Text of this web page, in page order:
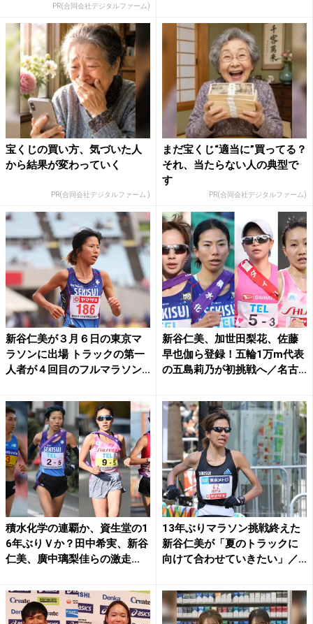
PR(合同会社デジタルファーム)
宝くじの買い方、気づいた人
から結果が変わっていく
PR(合同会社デジタルファーム )
まだ宝くじ“適当に”買ってる？
それ、当たらない人の典型で
す
PR(合同会社デジタルファーム)
新谷仁美が３月６日の東京マ
ラソンに出場 トラックの第一
人者が４回目のフルマラソン...
新谷仁美、加世田梨花、佐藤
早也伽ら登録！五輪1万m代表
の五島莉乃が初挑戦へ／名古...
積水化学の連覇か、資生堂の1
6年ぶりＶか？田中希実、新谷
仁美、廣中璃梨佳らの激走...
13年ぶりマラソン挑戦終えた
新谷仁美が「夏のトラックに
向けて合わせていきたい」／...